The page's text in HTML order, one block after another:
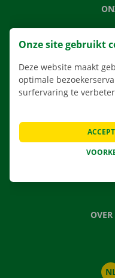
Onze site gebruikt
Deze website maakt
optimale
surfervaring te